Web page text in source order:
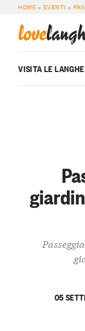
HOME » EVENTI »
love
VISITA LE LANGHE
05